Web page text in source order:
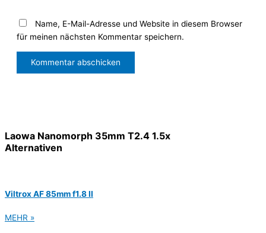
Name, E-Mail-Adresse und Website in diesem Browser
für meinen nächsten Kommentar speichern.
Laowa Nanomorph 35mm T2.4 1.5x
Alternativen
Viltrox AF 85mm f1.8 II
MEHR »